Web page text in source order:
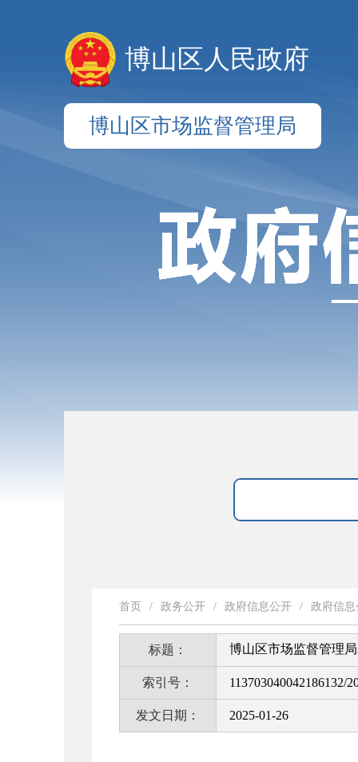
博山区人民政府
博山区市场监督管理局
首页 / 政务公开 / 政府信息公开 / 政府信
标题： 博山区市场监督管理
索引号： 113703040042186132/
发文日期： 2025-01-26